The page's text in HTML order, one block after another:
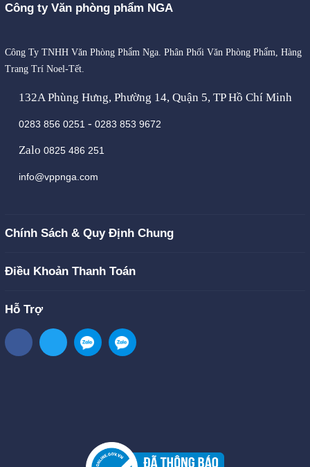
Công ty Văn phòng phẩm NGA
Công Ty TNHH Văn Phòng Phẩm Nga. Phân Phối Văn Phòng Phẩm, Hàng
Trang Trí Noel-Tết.
132A Phùng Hưng, Phường 14, Quận 5, TP Hồ Chí Minh
0283 856 0251 - 0283 853 9672
Zalo 0825 486 251
info@vppnga.com
Chính Sách & Quy Định Chung
Điều Khoản Thanh Toán
Hỗ Trợ